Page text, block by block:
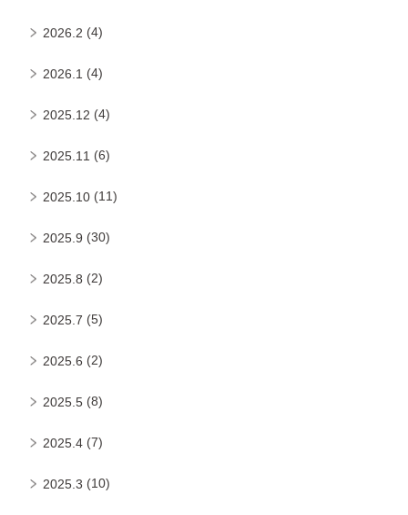
2026.2 (4)
2026.1 (4)
2025.12 (4)
2025.11 (6)
2025.10 (11)
2025.9 (30)
2025.8 (2)
2025.7 (5)
2025.6 (2)
2025.5 (8)
2025.4 (7)
2025.3 (10)